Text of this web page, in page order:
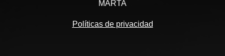
MARTA
Políticas de privacidad